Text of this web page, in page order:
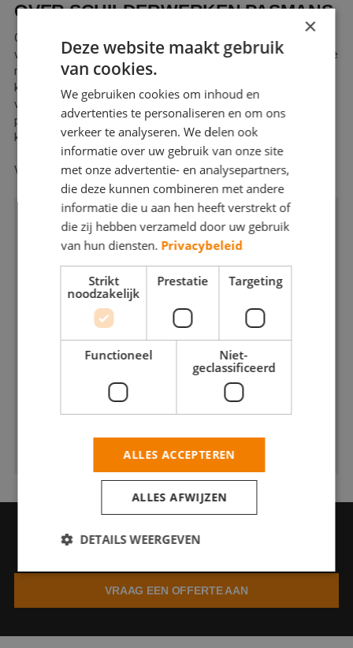
OVER SCHILDERWERKEN PASMANS
Ons team met jarenlange ervaring kan u op deskundige wijze
voorzien van een passend kleuradvies. Uitsluitend professionele
materialen worden gebruikt om tot het beste resultaat te
komen. De AF-erkenning voor schilders- en afwerkingsbedrijf is
voor u een belangrijke garantie. U kunt erop vertrouwen dat we
perfect werk leveren door vakbekwame schilders met een hoge
kwaliteit eis.
Vraag vrijblijvend een prijsopgave aan.
VRAAG EEN OFFERTE AAN
VRAAG EEN OFFERTE AAN
×
Deze website maakt gebruik
van cookies.
We gebruiken cookies om inhoud en
advertenties te personaliseren en om ons
verkeer te analyseren. We delen ook
informatie over uw gebruik van onze site
met onze advertentie- en analysepartners,
die deze kunnen combineren met andere
informatie die u aan hen heeft verstrekt of
die zij hebben verzameld door uw gebruik
van hun diensten. Privacybeleid
Strikt
noodzakelijk
Prestatie Targeting
Functioneel
Niet-
geclassificeerd
ALLES ACCEPTEREN
ALLES AFWIJZEN
DETAILS WEERGEVEN